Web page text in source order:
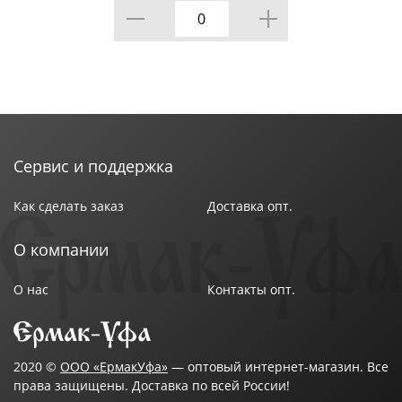
Сервис и поддержка
Как сделать заказ Доставка опт.
О компании
О нас Контакты опт.
2020 © ООО «ЕрмакУфа» — оптовый интернет-магазин. Все
права защищены. Доставка по всей России!